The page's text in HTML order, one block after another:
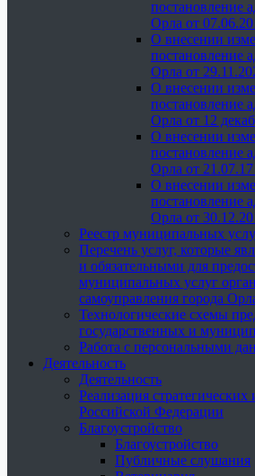
постановление
Орла от
О внесении
постановление
Орла от
О внесении
постановление
Орла от 12
О внесении
постановление
Орла от
О внесении
постановление
Орла от
Реестр муниципальных
Перечень услуг, которые
и обязательными для
муниципальных услуг
самоуправления города
Технологические схемы
государственных и
Работа с персональными
Деятельность
Деятельность
Реализация
Российской Федерации
Благоустройство
Благоустройство
Публичные слушания